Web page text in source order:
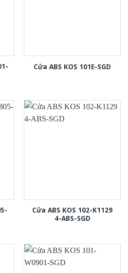
Cửa ABS KOS 101E-SGD
Cửa ABS KOS 102-K1129
4-ABS-SGD